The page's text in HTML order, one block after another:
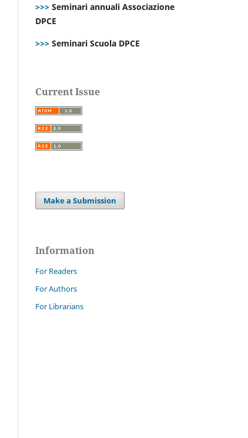
>>> Seminari annuali Associazione
DPCE
>>> Seminari Scuola DPCE
Current Issue
Make a Submission
Information
For Readers
For Authors
For Librarians